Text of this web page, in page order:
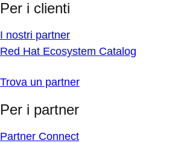
Per i clienti
I nostri partner
Red Hat Ecosystem Catalog
Trova un partner
Per i partner
Partner Connect